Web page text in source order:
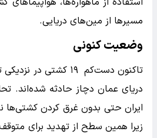
مسیرها از مین‌های دریایی.
وضعیت کنونی
تاکنون دست‌کم ۱۹ کشتی
دریای عمان دچاز حادثه شده‌اند.
ایران حتی بدون غرق کردن کشتی‌ها
زیرا همین سطح از تهدید برای